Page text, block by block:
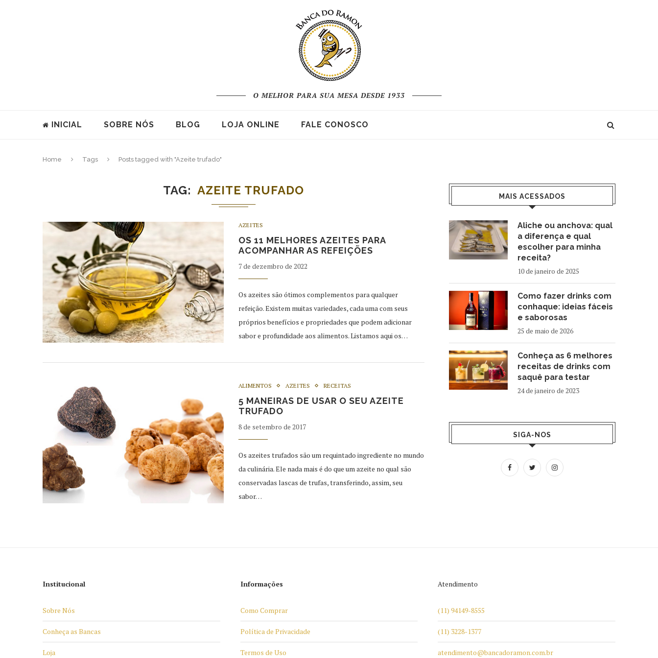
O MELHOR PARA SUA MESA DESDE 1933
INICIAL SOBRE NÓS BLOG LOJA ONLINE FALE CONOSCO
Home Tags Posts tagged with "Azeite trufado"
TAG AZEITE TRUFADO
AZEITES
OS 11 MELHORES AZEITES PARA
ACOMPANHAR AS REFEIÇÕES
7 de dezembro de 2022
Os azeites são ótimos complementos para qualquer
refeição. Existem muitas variedades, cada uma com seus
próprios benefícios e propriedades que podem adicionar
sabor e profundidade aos alimentos. Listamos aqui os…
ALIMENTOS AZEITES RECEITAS
5 MANEIRAS DE USAR O SEU AZEITE
TRUFADO
8 de setembro de 2017
Os azeites trufados são um requintado ingrediente no mundo
da culinária. Ele nada mais é do que um azeite no qual são
conservadas lascas de trufas, transferindo, assim, seu
sabor…
MAIS ACESSADOS
Aliche ou anchova: qual
a diferença e qual
escolher para minha
receita?
10 de janeiro de 2025
Como fazer drinks com
conhaque: ideias fáceis
e saborosas
25 de maio de 2026
Conheça as 6 melhores
receitas de drinks com
saquê para testar
24 de janeiro de 2023
SIGA-NOS
Institucional
Sobre Nós
Conheça as Bancas
Loja
Informações
Como Comprar
Política de Privacidade
Termos de Uso
Atendimento
(11) 94149-8555
(11) 3228-1377
atendimento@bancadoramon.com.br